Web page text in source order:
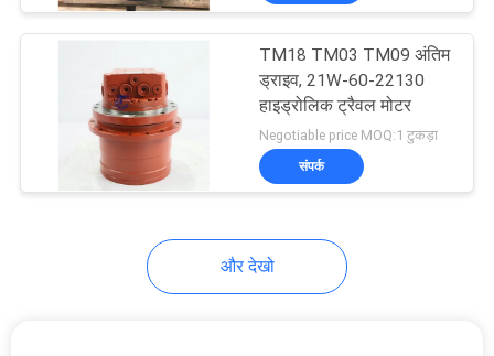
हाइड्रोलिक विद्युत
चुम्बकीय वाल्व
खुदाई करने वाला पायलट
TM18 TM03 TM09 अंतिम
ड्राइव, 21W-60-22130
हाइड्रोलिक ट्रैवल मोटर
Negotiable price MOQ:1 टुकड़ा
संपर्क
और देखो